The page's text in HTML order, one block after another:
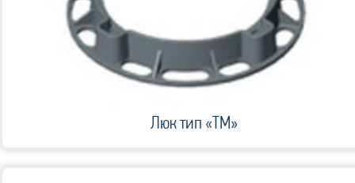
Люк тип «ТМ»